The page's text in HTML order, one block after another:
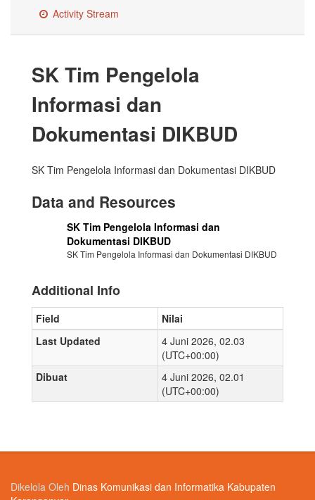
Activity Stream
SK Tim Pengelola
Informasi dan
Dokumentasi DIKBUD
SK Tim Pengelola Informasi dan Dokumentasi DIKBUD
Data and Resources
SK Tim Pengelola Informasi dan
Dokumentasi DIKBUD
SK Tim Pengelola Informasi dan Dokumentasi DIKBUD
Additional Info
Field
Nilai
Last Updated
4 Juni 2026, 02.03
(UTC+00:00)
Dibuat
4 Juni 2026, 02.01
(UTC+00:00)
Dikelola Oleh Dinas Komunikasi dan Informatika Kabupaten